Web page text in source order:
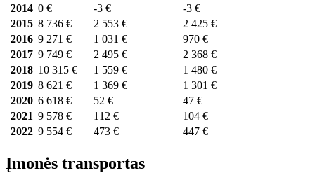
2014 0 € -3 €
-3 €
2015 8 736 € 2 553 €
2 425 €
2016 9 271 € 1 031 €
970 €
2017 9 749 € 2 495 €
2 368 €
2018 10 315 € 1 559 €
1 480 €
2019 8 621 € 1 369 €
1 301 €
2020 6 618 € 52 €
47 €
2021 9 578 € 112 €
104 €
2022 9 554 € 473 € 447 €
Įmonės transportas